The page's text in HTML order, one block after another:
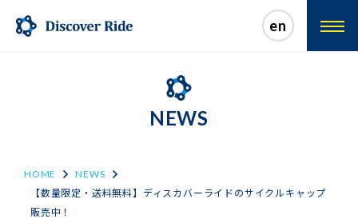
en
NEWS
HOME
NEWS
【数量限定・送料無料】ディスカバーライドのサイクルキャップ
販売中！